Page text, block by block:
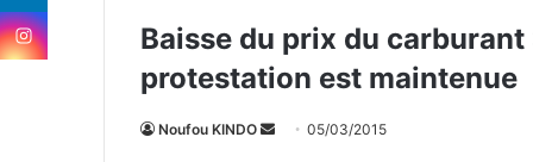
Baisse du prix du
protestation est maintenue
Noufou KINDO 05/03/2015